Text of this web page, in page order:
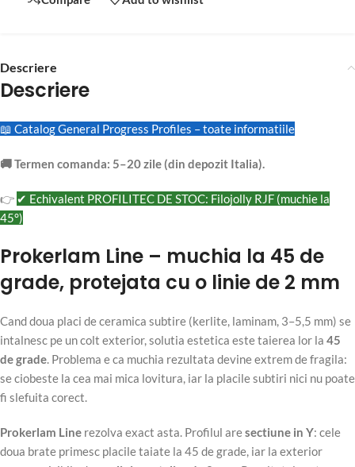
Descriere
Descriere
📖 Catalog General Progress Profiles – toate informatiile
🚚 Termen comanda: 5–20 zile (din depozit Italia).
👉 ✔ Echivalent PROFILITEC DE STOC: Filojolly RJF (muchie la
45°)
Prokerlam Line – muchia la 45 de
grade, protejata cu o linie de 2 mm
Cand doua placi de ceramica subtire (kerlite, laminam, 3–5,5 mm) se
intalnesc pe un colt exterior, solutia estetica este taierea lor la 45
de grade. Problema e ca muchia rezultata devine extrem de fragila:
se ciobeste la cea mai mica lovitura, iar la placile subtiri nici nu poate
fi slefuita corect.
Prokerlam Line rezolva exact asta. Profilul aresectiune in Y: cele
doua brate primesc placile taiate la 45 de grade, iar la exterior